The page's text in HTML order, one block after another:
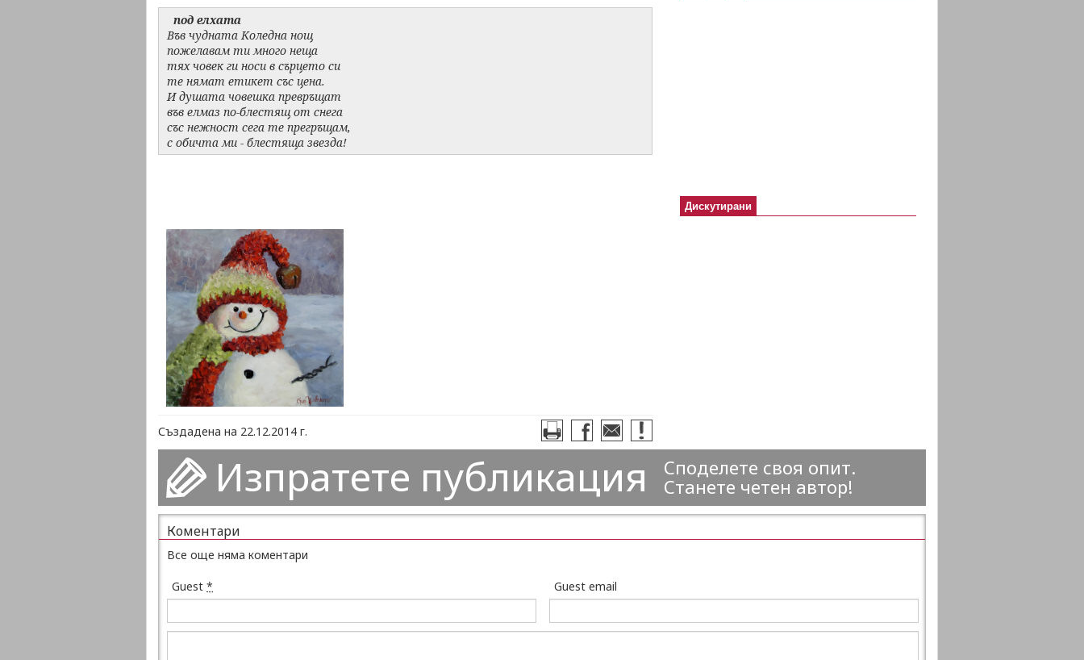
под елхата
Във чудната Коледна нощ
пожелавам ти много неща
тях човек ги носи в сърцето си
те нямат етикет със цена.
И душата човешка превръщат
във елмаз по-блестящ от снега
със нежност сега те прегръщам,
с обичта ми - блестяща звезда!
Създадена на 22.12.2014 г.
Дискутирани
Изпратете публикация
Споделете своя опит.
Станете четен автор!
Коментари
Все още няма коментари
Guest * Guest email